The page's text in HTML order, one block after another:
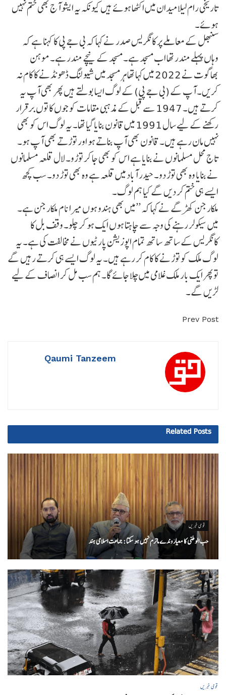
تاریخی رام لیلا میدان میں اکٹھا ہوئے ہیں کیونکہ یہ ایشو آج بھی ختم نہیں
ہوئے۔
سنبھل کے معاملے پر کانگریس صدر نے کہا کہ بی جے پی کا کہنا ہے کہ
وہاں پہلے مندر تھا اب مسجد ہے۔ مسجد کے نیچے مندر ہے۔ موہن
بھاگوت نے 2022 میں کہا تھا ہر مسجد میں شیو لنگ ڈھونڈنے کا کام نہ
کریں۔ آپ کے (بی جے پی) کے لوگ ایسا بولتے ہیں پھر بھی آپ یہ
کرتے ہیں۔ 1947 سے قبل کے مذہبی مقامات کو جوں کا توں برقرار
رکھنے کے لیے سال 1991 میں قانون بنایا گیا تھا۔ یہ لوگ اس کو بھی
نہیں مان رہے ہیں۔ قانون بھی آپ بناتے ہو اور توڑتے بھی آپ ہو۔
تاج محل مسلمانوں نے بنایا ہے اس کو بھی جا کر توڑو۔ لال قلعہ مسلمانوں
نے بنایا وہ بھی توڑ دو۔ حیدر آباد میں قلعہ ہے وہ بھی توڑ دو۔ سب کچھ
ایسے ہی ختم کر دیں گے کیا ہم لوگ۔
ملکارجن کھڑگے نے کہا کہ ’’میں بھی ہندو ہوں میرا نام ملکارجن ہے۔
میں سیکولر رہنے کی وجہ سے چاہتا ہوں ایک ہو کر چلو۔ وقف بل کا
کانگریس کے ساتھ ساتھ تمام اپوزیشن پارٹیوں نے مخالفت کی ہے۔ یہ
لوگ ملک کو توڑنے کا کام کر رہے ہیں۔ یہ لوگ ایسے ہی کرتے رہیں گے
تو پھر ایک بار ملک غلامی میں چلا جائے گا۔ ہم سب مل کر انصاف کے لیے
لڑیں گے۔
Prev Post
Qaumi Tanzeem
Related Posts
قومی خبریں
حب الوطنی کا معیار وندے ماترم نہیں ہو سکتا : جماعت اسلامی ہند
قومی خبریں